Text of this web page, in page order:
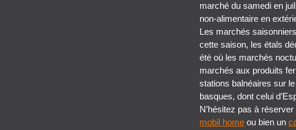
marché du samedi en
non-alimentaire en
Les marchés
cette saison, les étals
été où les marchés
marchés aux produits
stations balnéaires sur
basques, dont celui
N’hésitez pas à
mobil home ou bien un